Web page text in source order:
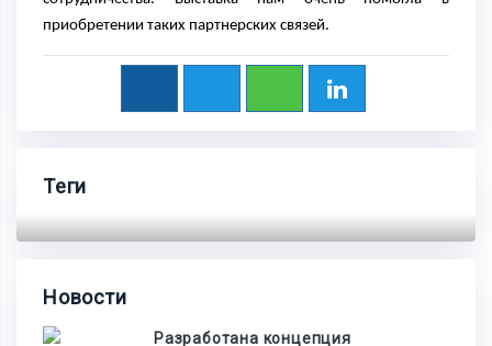
приобретении таких партнерских связей.
Теги
Новости
Разработана концепция